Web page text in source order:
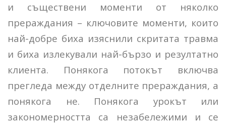
и съществени моменти от няколко
прераждания – ключовите моменти, които
най-добре биха изяснили скритата травма
и биха излекували най-бързо и резултатно
клиента. Понякога потокът включва
прегледа между отделните прераждания, а
понякога не. Понякога урокът или
закономерността са незабележими и се